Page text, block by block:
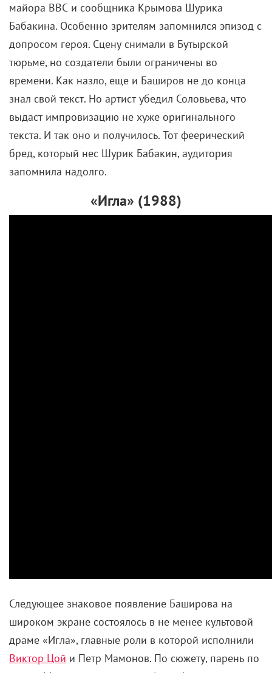
майора ВВС и сообщника Крымова Шурика
Бабакина. Особенно зрителям запомнился эпизод с
допросом героя. Сцену снимали в Бутырской
тюрьме, но создатели были ограничены во
времени. Как назло, еще и Баширов не до конца
знал свой текст. Но артист убедил Соловьева, что
выдаст импровизацию не хуже оригинального
текста. И так оно и получилось. Тот феерический
бред, который нес Шурик Бабакин, аудитория
запомнила надолго.
«Игла» (1988)
Следующее знаковое появление Баширова на
широком экране состоялось в не менее культовой
драме «Игла», главные роли в которой исполнили
Виктор Цой и Петр Мамонов. По сюжету, парень по